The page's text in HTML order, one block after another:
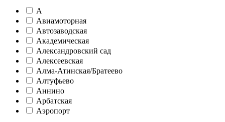
А
Авиамоторная
Автозаводская
Академическая
Александровский сад
Алексеевская
Алма-Атинская/Братеево
Алтуфьево
Аннино
Арбатская
Аэропорт